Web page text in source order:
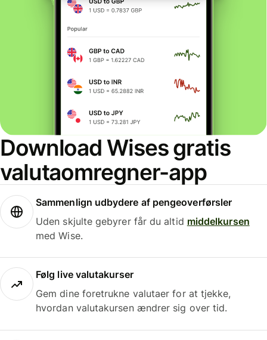
Download Wises gratis
valutaomregner-app
Sammenlign udbydere af pengeoverførsler
Uden skjulte gebyrer får du altid middelkursen
med Wise.
Følg live valutakurser
Gem dine foretrukne valutaer for at tjekke,
hvordan valutakursen ændrer sig over tid.